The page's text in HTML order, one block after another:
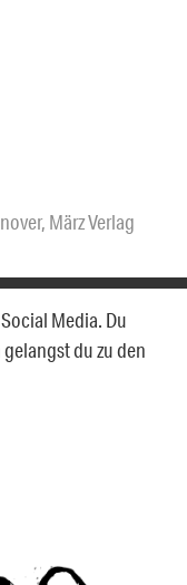
, März Verlag
Media. Du
du zu den